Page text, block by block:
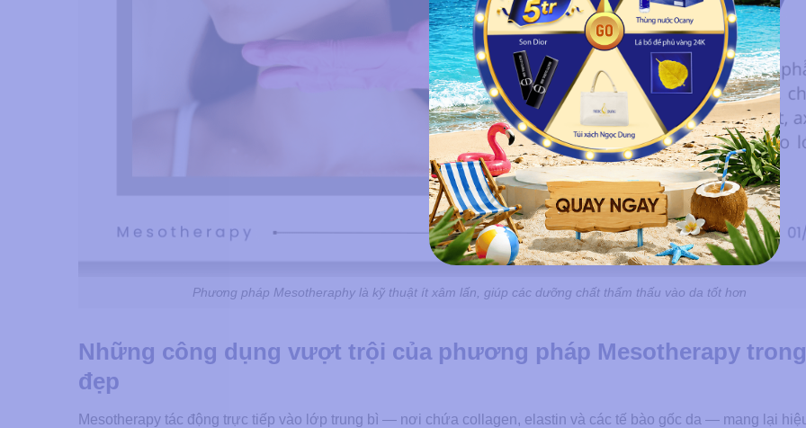
Phương pháp Mesotheraphy là kỹ thuật ít xâm lấn, giúp các dưỡng chất thẩm thấu vào da tốt hơn
Những công dụng vượt trội của phương pháp Mesotherapy
đẹp
Mesotherapy tác động trực tiếp vào lớp trung bì — nơi chứa collagen, elastin và các tế bào gốc da — mang lại